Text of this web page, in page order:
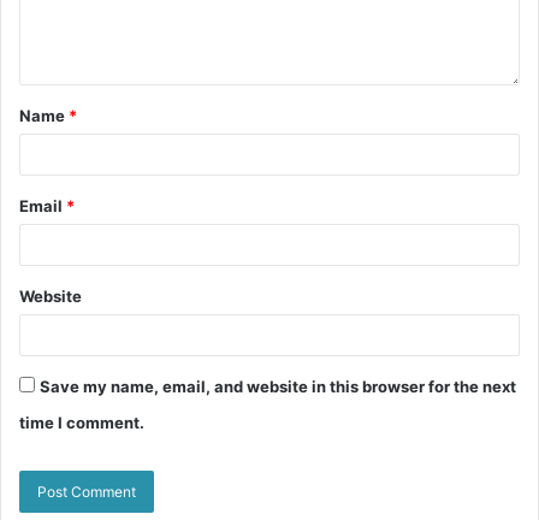
Name *
Email *
Website
Save my name, email, and website in this browser for the next
time I comment.